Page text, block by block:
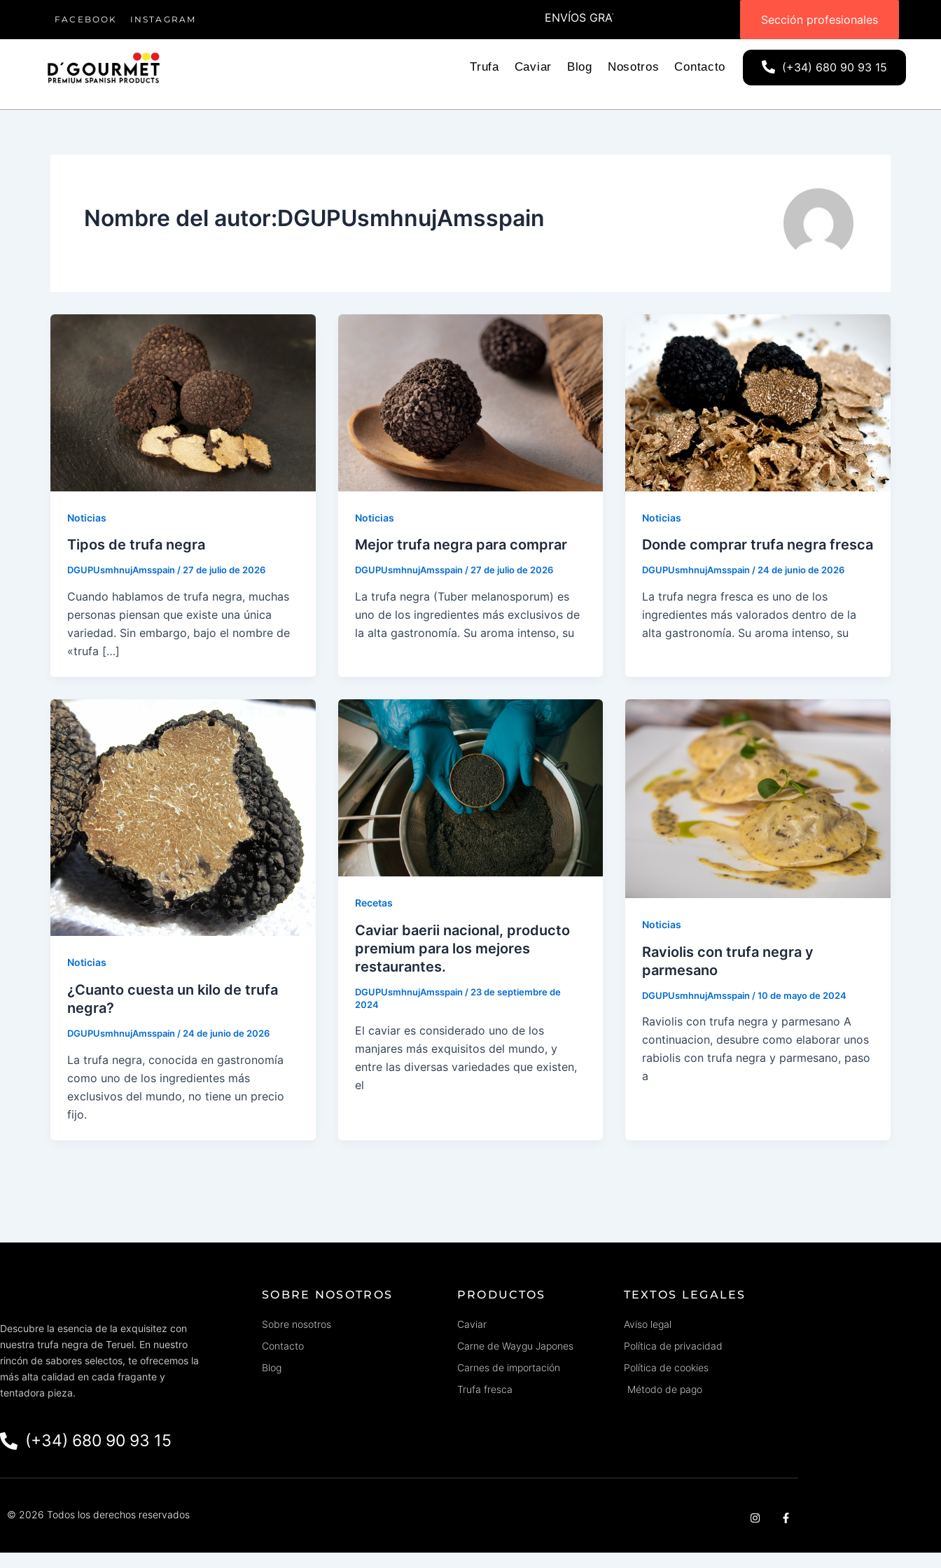
FACEBOOK INSTAGRAM ENVÍOS GRATIS- PEDIDO MÍNIMO 150€- ENVÍOS GRATIS - PEDIDO MÍNIMO
Sección profesionales
Trufa Caviar Blog Nosotros Contacto (+34) 680 90 93 15
Nombre del autor:DGUPUsmhnujAmsspain
Noticias
Tipos de trufa negra
DGUPUsmhnujAmsspain /27 de julio de 2026
Cuando hablamos de trufa negra, muchas
personas piensan que existe una única
variedad. Sin embargo, bajo el nombre de
«trufa […]
Noticias
Mejor trufa negra para comprar
DGUPUsmhnujAmsspain /27 de julio de 2026
La trufa negra (Tuber melanosporum) es
uno de los ingredientes más exclusivos de
la alta gastronomía. Su aroma intenso, su
Noticias
Donde comprar trufa negra fresca
DGUPUsmhnujAmsspain/24 de junio de 2026
La trufa negra fresca es uno de los
ingredientes más valorados dentro de la
alta gastronomía. Su aroma intenso, su
Noticias
¿Cuanto cuesta un kilo de trufa
negra?
DGUPUsmhnujAmsspain / 24 de junio de 2026
La trufa negra, conocida en gastronomía
como uno de los ingredientes más
exclusivos del mundo, no tiene un precio
fijo.
Recetas
Caviar baerii nacional, producto
premium para los mejores
restaurantes.
DGUPUsmhnujAmsspain / 23 de septiembre de
2024
El caviar es considerado uno de los
manjares más exquisitos del mundo, y
entre las diversas variedades que existen,
el
Noticias
Raviolis con trufa negra y
parmesano
DGUPUsmhnujAmsspain /10 de mayo de 2024
Raviolis con trufa negra y parmesano A
continuacion, desubre como elaborar unos
rabiolis con trufa negra y parmesano, paso
a
Descubre la esencia de la exquisitez con
nuestra trufa negra de Teruel. En nuestro
rincón de sabores selectos, te ofrecemos la
más alta calidad en cada fragante y
tentadora pieza.
(+34) 680 90 93 15
SOBRE NOSOTROS
Sobre nosotros
Contacto
Blog
PRODUCTOS
Caviar
Carne de Waygu Japones
Carnes de importación
Trufa fresca
TEXTOS LEGALES
Aviso legal
Política de privacidad
Política de cookies
Método de pago
© 2026 Todos los derechos reservados I
n
a
F
a
b